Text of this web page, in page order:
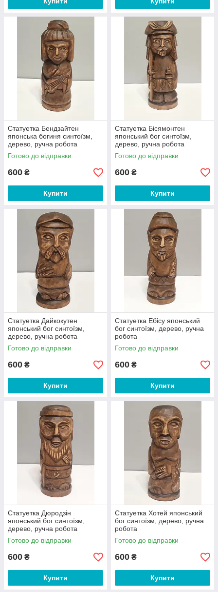
Статуетка Бендзайтен
японська богиня синтоїзм,
дерево, ручна робота
Готово до відправки
600 ₴
Купити
Статуетка Бісямонтен
японський бог синтоїзм,
дерево, ручна робота
Готово до відправки
600 ₴
Купити
Статуетка Дайкокутен
японський бог синтоїзм,
дерево, ручна робота
Готово до відправки
600 ₴
Купити
Статуетка Ебісу японський
бог синтоїзм, дерево, ручна
робота
Готово до відправки
600 ₴
Купити
Статуетка Дюродзін
японський бог синтоїзм,
дерево, ручна робота
Готово до відправки
600 ₴
Купити
Статуетка Хотей японський
бог синтоїзм, дерево, ручна
робота
Готово до відправки
600 ₴
Купити